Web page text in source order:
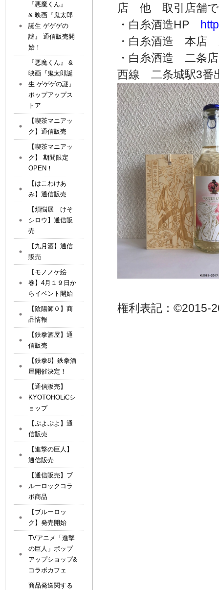
店 他 取引店舗で
・白糸酒造HP
・白糸酒造 本店
・白糸酒造 二条
西線 二条城駅3番
権利表記：©2015-
『悪魔くん』
& 映画『鬼太郎
誕生 ゲゲゲの
謎』 通信販売開
始！
『悪魔くん』 &
映画『鬼太郎誕
生 ゲゲゲの謎』
ポップアップス
トア
【喫茶マニアッ
ク】通信販売
【喫茶マニアッ
ク】 期間限定
OPEN！
【はこわけあ
み】通信販売
【煩悩展 けそ
シロウ】通信販
売
【九月酒】通信
販売
【モノノケ絵
巻】4月１９日か
らイベント開始
【陰陽師０】商
品情報
【鉄拳酒屋】通
信販売
【鉄拳8】鉄拳酒
屋開催決定！
【通信販売】
KYOTOHOLiCシ
ョップ
【ぷよぷよ】通
信販売
【進撃の巨人】
通信販売
【通信販売】ブ
ルーロックコラ
ボ商品
【ブルーロッ
ク】発売開始
TVアニメ「進撃
の巨人」ポップ
アップショップ&
コラボカフェ
商品発送関する